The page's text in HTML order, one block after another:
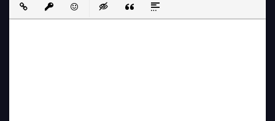
Insert LinkInsert protected link
EmoticonsInsert hidden text
Insert QuoteInsert spoiler